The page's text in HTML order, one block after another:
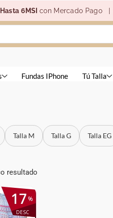
Hasta 6MSIcon Mercado Pago |
Fundas IPhone Tú Talla
Talla M Talla G Talla EG
resultado
%
DESC
17